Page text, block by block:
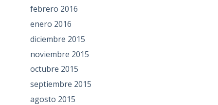
febrero 2016
enero 2016
diciembre 2015
noviembre 2015
octubre 2015
septiembre 2015
agosto 2015